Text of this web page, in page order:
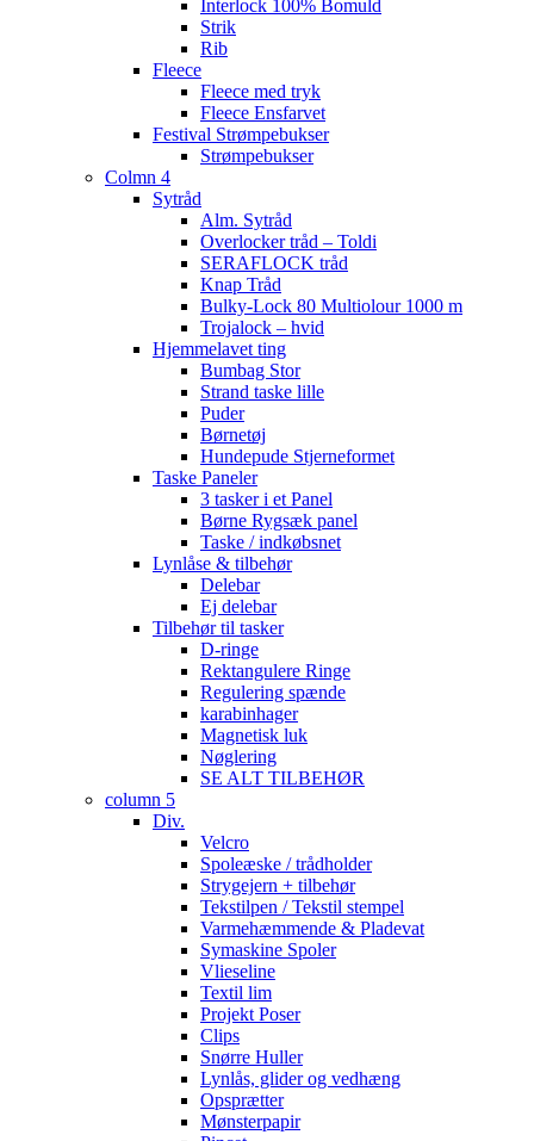
Interlock 100% Bomuld
Strik
Rib
Fleece
Fleece med tryk
Fleece Ensfarvet
Festival Strømpebukser
Strømpebukser
Colmn 4
Sytråd
Alm. Sytråd
Overlocker tråd – Toldi
SERAFLOCK tråd
Knap Tråd
Bulky-Lock 80 Multiolour 1000 m
Trojalock – hvid
Hjemmelavet ting
Bumbag Stor
Strand taske lille
Puder
Børnetøj
Hundepude Stjerneformet
Taske Paneler
3 tasker i et Panel
Børne Rygsæk panel
Taske / indkøbsnet
Lynlåse & tilbehør
Delebar
Ej delebar
Tilbehør til tasker
D-ringe
Rektangulere Ringe
Regulering spænde
karabinhager
Magnetisk luk
Nøglering
SE ALT TILBEHØR
column 5
Div.
Velcro
Spoleæske / trådholder
Strygejern + tilbehør
Tekstilpen / Tekstil stempel
Varmehæmmende & Pladevat
Symaskine Spoler
Vlieseline
Textil lim
Projekt Poser
Clips
Snørre Huller
Lynlås, glider og vedhæng
Opsprætter
Mønsterpapir